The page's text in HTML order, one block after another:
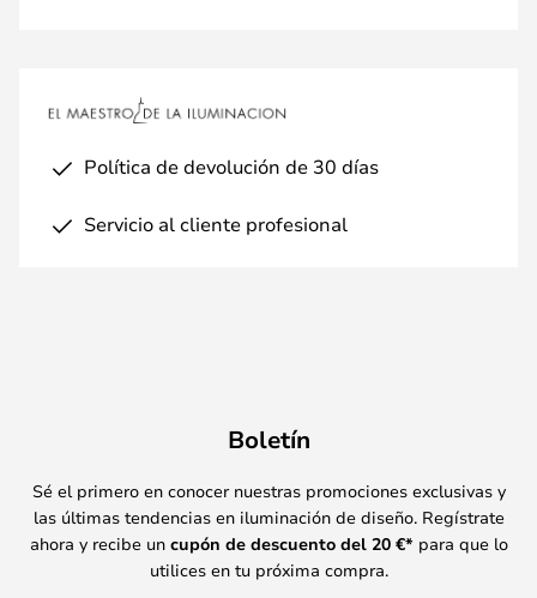
Política de devolución de 30 días
Servicio al cliente profesional
Boletín
Sé el primero en conocer nuestras promociones exclusivas y
las últimas tendencias en iluminación de diseño. Regístrate
ahora y recibe un cupón de descuento del 20 €* para que lo
utilices en tu próxima compra.